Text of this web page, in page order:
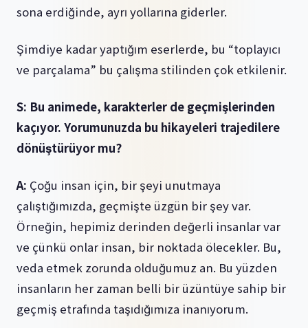
sona erdiğinde, ayrı yollarına giderler.
Şimdiye kadar yaptığım eserlerde, bu “toplayıcı
ve parçalama” bu çalışma stilinden çok etkilenir.
S: Bu animede, karakterler de geçmişlerinden
kaçıyor. Yorumunuzda bu hikayeleri trajedilere
dönüştürüyor mu?
A: Çoğu insan için, bir şeyi unutmaya
çalıştığımızda, geçmişte üzgün bir şey var.
Örneğin, hepimiz derinden değerli insanlar var
ve çünkü onlar insan, bir noktada ölecekler. Bu,
veda etmek zorunda olduğumuz an. Bu yüzden
insanların her zaman belli bir üzüntüye sahip bir
geçmiş etrafında taşıdığımıza inanıyorum.